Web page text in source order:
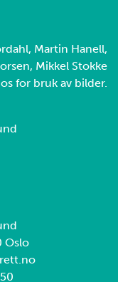
Martin Hanell,
Mikkel Stokke
for bruk av bilder.
Oslo